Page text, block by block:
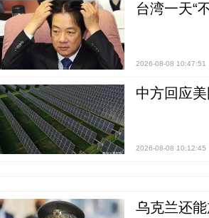
台湾一天“
2026-08-08 10:47:51
中方回应
2026-08-08 10:12:45
乌克兰还